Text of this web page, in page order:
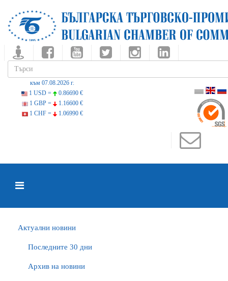
към 07.08.2026 г.
1 USD =
0.86690 €
1 GBP =
1.16600 €
1 CHF =
1.06990 €
Актуални новини
Последните 30 дни
Архив на новини